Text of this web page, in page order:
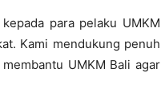
para pelaku UMKM
Kami mendukung penuh
UMKM Bali agar